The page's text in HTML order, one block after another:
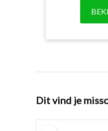
Dit vind je